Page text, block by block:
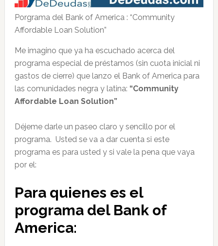
Porgrama del Bank of America : “Community
Affordable Loan Solution”
Me imagino que ya ha escuchado acerca del
programa especial de préstamos (sin cuota inicial ni
gastos de cierre) que lanzo el Bank of America para
las comunidades negra y latina: “Community
Affordable Loan Solution”
Déjeme darle un paseo claro y sencillo por el
programa. Usted se va a dar cuenta si este
programa es para usted y si vale la pena que vaya
por el:
Para quienes es el
programa del Bank of
America: